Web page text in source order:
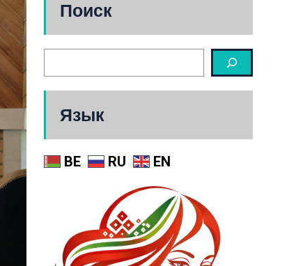
Поиск
Язык
BE RU EN